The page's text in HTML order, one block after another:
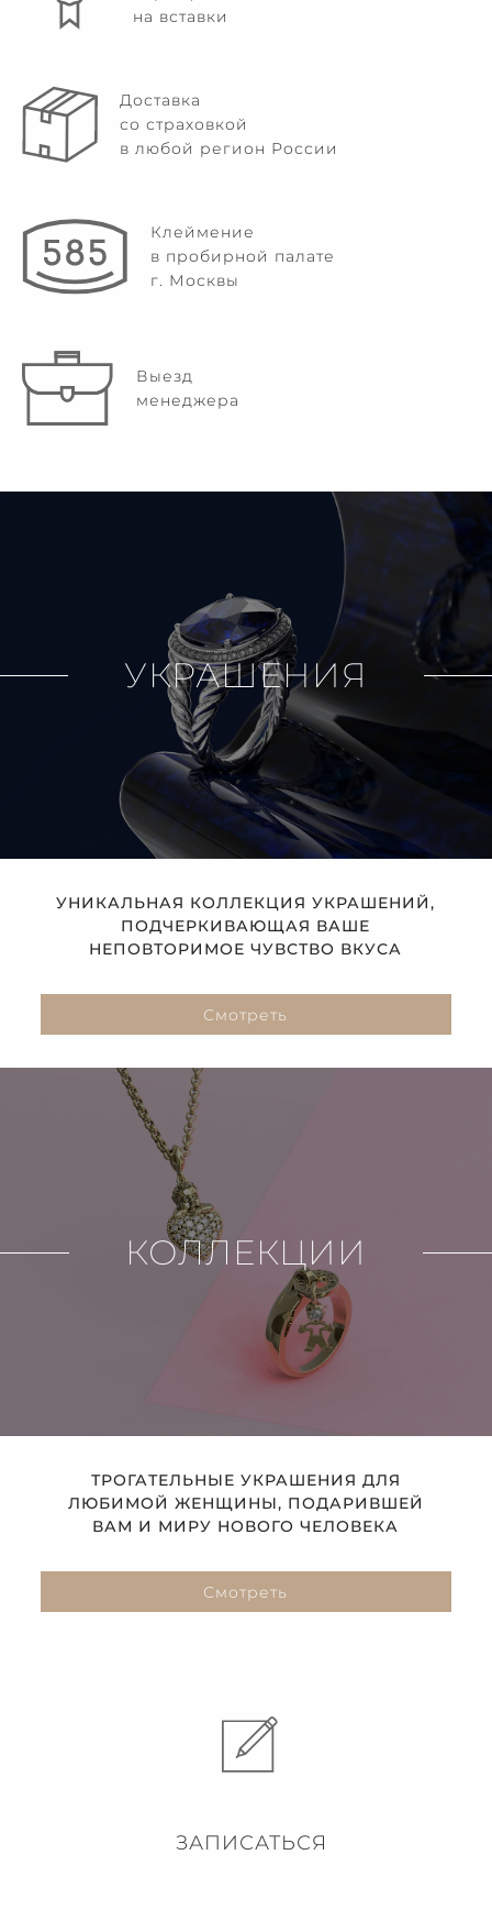
на вставки
Доставка
со страховкой
в любой регион России
Клеймение
в пробирной палате
г. Москвы
Выезд
менеджера
УКРАШЕНИЯ
УНИКАЛЬНАЯ КОЛЛЕКЦИЯ УКРАШЕНИЙ,
ПОДЧЕРКИВАЮЩАЯ ВАШЕ
НЕПОВТОРИМОЕ ЧУВСТВО ВКУСА
Смотреть
КОЛЛЕКЦИИ
ТРОГАТЕЛЬНЫЕ УКРАШЕНИЯ ДЛЯ
ЛЮБИМОЙ ЖЕНЩИНЫ, ПОДАРИВШЕЙ
ВАМ И МИРУ НОВОГО ЧЕЛОВЕКА
Смотреть
ЗАПИСАТЬСЯ